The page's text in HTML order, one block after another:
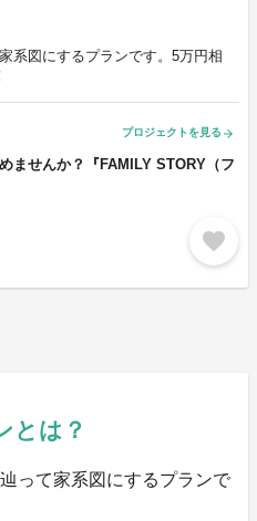
系図にするプランです。5万円相
プロジェクトを見る arrow_forward
ませんか？『FAMILY STORY（フ
favorite
とは？
って家系図にするプランで